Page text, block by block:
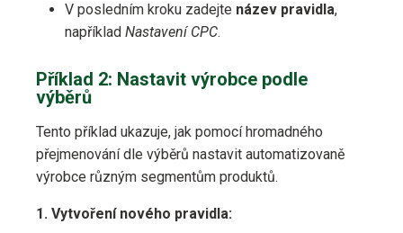
V posledním kroku zadejte název pravidla,
například Nastavení CPC.
Příklad 2: Nastavit výrobce podle
výběrů
Tento příklad ukazuje, jak pomocí hromadného
přejmenování dle výběrů nastavit automatizovaně
výrobce různým segmentům produktů.
1. Vytvoření nového pravidla: